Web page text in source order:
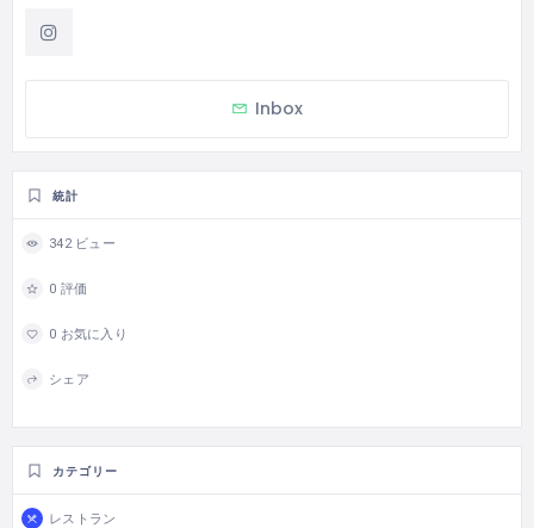
Inbox
統計
342 ビュー
0 評価
0 お気に入り
シェア
カテゴリー
レストラン